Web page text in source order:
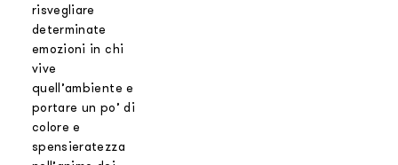
risvegliare
determinate
emozioni in chi
vive
quell’ambiente e
portare un po’ di
colore e
spensieratezza